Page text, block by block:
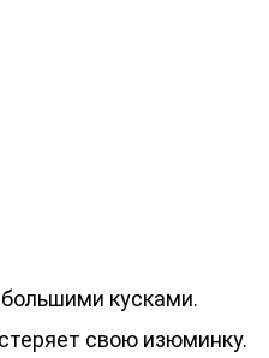
кусками.
свою изюминку.